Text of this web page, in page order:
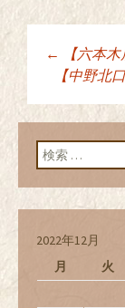
投
ン
←
【六本
【中野北
検索:
2022年12月
月
火